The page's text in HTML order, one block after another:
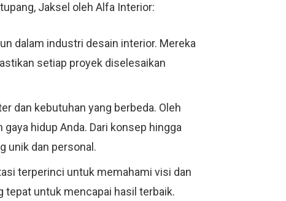
Jaksel oleh Alfa Interior:
dalam industri desain interior. Mereka
setiap proyek diselesaikan
dan kebutuhan yang berbeda. Oleh
hidup Anda. Dari konsep hingga
unik dan personal.
terperinci untuk memahami visi dan
tepat untuk mencapai hasil terbaik.